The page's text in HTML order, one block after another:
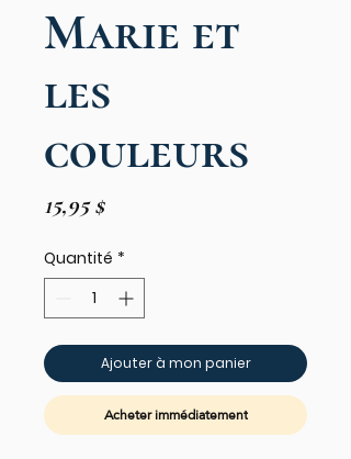
Marie et
les
couleurs
15,95 $Prix
Quantité *
Ajouter à mon panier
Acheter immédiatement